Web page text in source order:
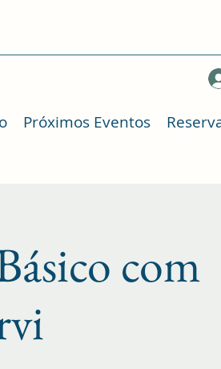
Próximos Eventos
com